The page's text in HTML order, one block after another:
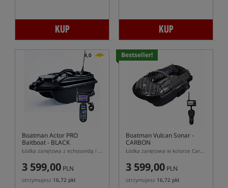
KUP KUP
4,0
Boatman Actor PRO
Baitboat - BLACK
Łódka zanętowa z echosondą i GPS Boatman Actor PRO w czarnym kolorze
3 599,00 PLN
otrzymujesz 16,72 pkt
Bestseller!
Boatman Vulcan Sonar -
CARBON
Łódka zanętowa w kolorze Carbon z echosondą SN 4
3 599,00 PLN
otrzymujesz 16,72 pkt